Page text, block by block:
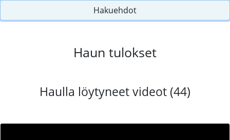
Hakuehdot
Haun tulokset
Haulla löytyneet videot (44)